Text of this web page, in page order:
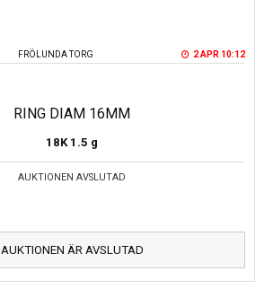
FRÖLUNDA TORG 2 APR 10:12
RING DIAM 16MM
18K 1.5 g
AUKTIONEN AVSLUTAD
AUKTIONEN ÄR AVSLUTAD